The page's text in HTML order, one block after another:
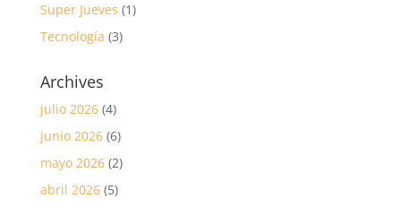
Super Jueves (1)
Tecnología (3)
Archives
julio 2026(4)
junio 2026(6)
mayo 2026(2)
abril 2026(5)